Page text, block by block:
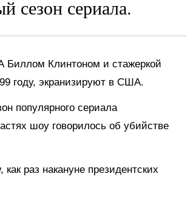
сезон сериала.
Клинтоном и стажеркой
году, экранизируют в США.
популярного сериала
шоу говорилось об убийстве
раз накануне президентских